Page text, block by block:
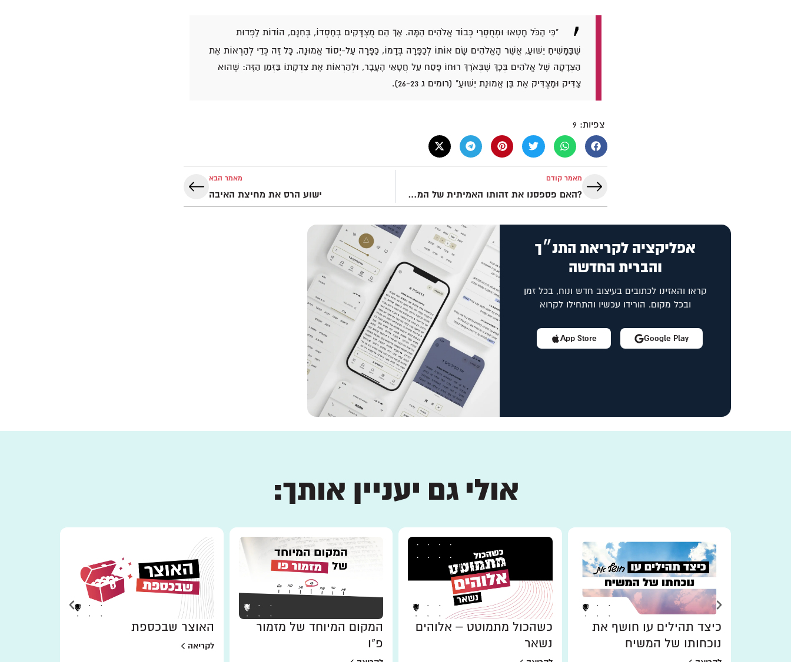
"כִּי הַכֹּל חָטְאוּ וּמְחֻסְּרֵי כְּבוֹד אֱלֹהִים הֵמָּה. אַךְ הֵם מֻצְדָּקִים בְּחַסְדּוֹ, בְּחִנָּם, הוֹדוֹת לַפְּדוּת
שֶׁבַּמָּשִׁיחַ יֵשׁוּעַ, אֲשֶׁר הָאֱלֹהִים שָׂם אוֹתוֹ לְכַפָּרָה בְּדָמוֹ, כַּפָּרָה עַל-יְסוֹד אֱמוּנָה. כָּל זֶה כְּדֵי לְהַרְאוֹת אֶת
הַצְּדָקָה שֶׁל אֱלֹהִים בְּכָךְ שֶׁבְּאֹרֶךְ רוּחוֹ פָּסַח עַל חֲטָאֵי הֶעָבָר, וּלְהַרְאוֹת אֶת צִדְקָתוֹ בַּזְּמַן הַזֶּה: שֶׁהוּא
צַדִּיק וּמַצְדִּיק אֶת בֶּן אֱמוּנַת יֵשׁוּעַ" (רומים ג 26-23).
צפיות: 9
מאמר קודם
?האם פספסנו את זהותו האמיתית של המשיח
מאמר הבא
ישוע הרס את מחיצת האיבה
אפליקציה לקריאת התנ״ך
והברית החדשה
קראו והאזינו לכתובים בעיצוב חדש ונוח, בכל זמן
ובכל מקום. הורידו עכשיו והתחילו לקרוא
App Store Google Play
אולי גם יעניין אותך:
כיצד תהילים עו חושף את
נוכחותו של המשיח
כשהכול מתמוטט – אלוהים
נשאר
המקום המיוחד של מזמור
פ"ו
האוצר שבכספת
לקריאה